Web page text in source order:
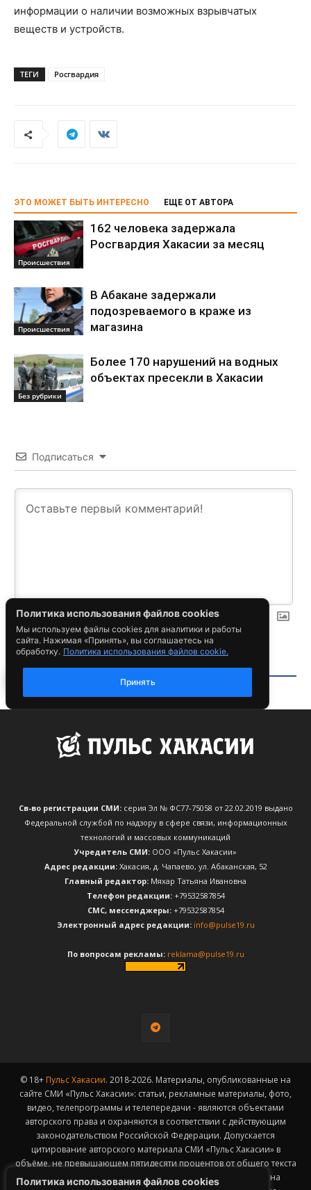
Политика использования файлов cookies
Св-во регистрации СМИ:серия Эл № ФС77-75058 от 22.02.2019 выдано
Федеральной службой по надзору в сфере связи, информационных
технологий и массовых коммуникаций
Учредитель СМИ: ООО «Пульс Хакасии»
Адрес редакции:Хакасия, д. Чапаево, ул. Абаканская, 52
Главный редактор: Мяхар Татьяна Ивановна
Телефон редакции:+79532587854
CМС, мессенджеры:+79532587854
Электронный адрес редакции: info@pulse19.ru
По вопросам рекламы: reklama@pulse19.ru
© 18+ Пульс Хакасии. 2018-2026. Материалы, опубликованные на
сайте СМИ «Пульс Хакасии»: статьи, рекламные материалы, фото,
видео, телепрограммы и телепередачи - являются объектами
авторского права и охраняются в соответствии с действующим
законодательством Российской Федерации. Допускается
цитирование авторского материала СМИ «Пульс Хакасии» в
объёме, не превышающем пятидесяти процентов от общего текста
публикации с обязательным размещением гиперссылки на